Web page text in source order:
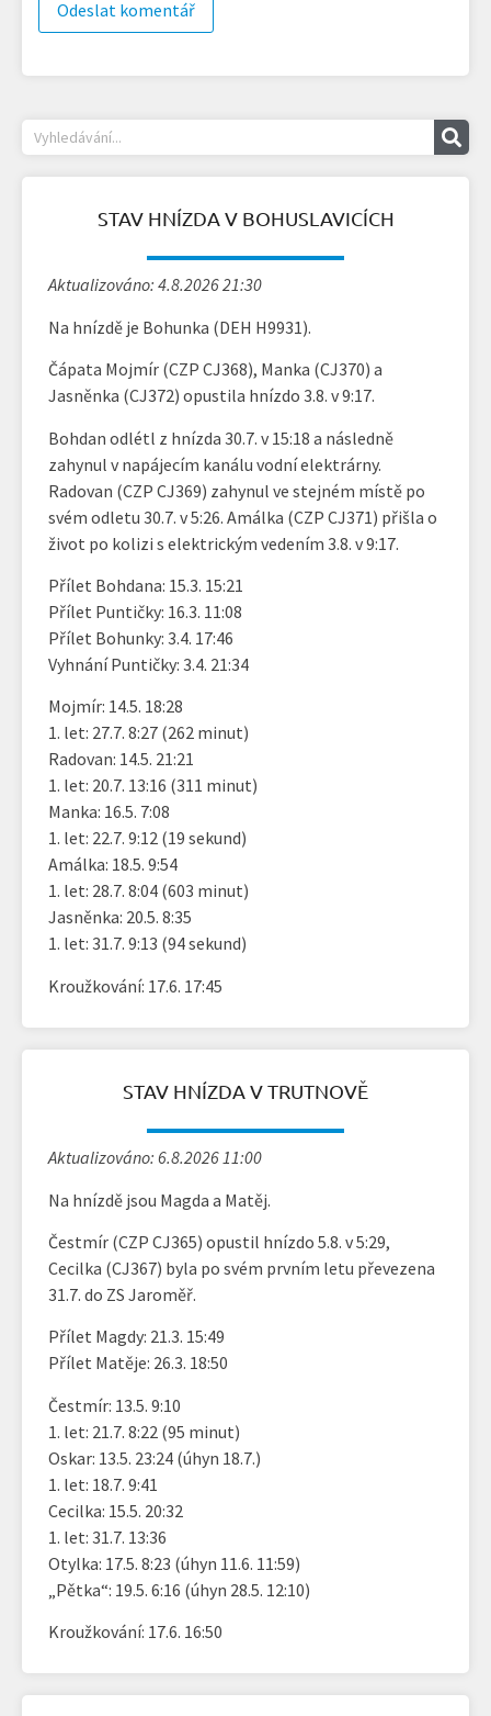
STAV HNÍZDA V BOHUSLAVICÍCH
Aktualizováno: 4.8.2026 21:30
Na hnízdě je Bohunka (DEH H9931).
Čápata Mojmír (CZP CJ368), Manka (CJ370) a
Jasněnka (CJ372) opustila hnízdo 3.8. v 9:17.
Bohdan odlétl z hnízda 30.7. v 15:18 a následně
zahynul v napájecím kanálu vodní elektrárny.
Radovan (CZP CJ369) zahynul ve stejném místě po
svém odletu 30.7. v 5:26. Amálka (CZP CJ371) přišla o
život po kolizi s elektrickým vedením 3.8. v 9:17.
Přílet Bohdana: 15.3. 15:21
Přílet Puntičky: 16.3. 11:08
Přílet Bohunky: 3.4. 17:46
Vyhnání Puntičky: 3.4. 21:34
Mojmír: 14.5. 18:28
1. let: 27.7. 8:27 (262 minut)
Radovan: 14.5. 21:21
1. let: 20.7. 13:16 (311 minut)
Manka: 16.5. 7:08
1. let: 22.7. 9:12 (19 sekund)
Amálka: 18.5. 9:54
1. let: 28.7. 8:04 (603 minut)
Jasněnka: 20.5. 8:35
1. let: 31.7. 9:13 (94 sekund)
Kroužkování: 17.6. 17:45
STAV HNÍZDA V TRUTNOVĚ
Aktualizováno: 6.8.2026 11:00
Na hnízdě jsou Magda a Matěj.
Čestmír (CZP CJ365) opustil hnízdo 5.8. v 5:29,
Cecilka (CJ367) byla po svém prvním letu převezena
31.7. do ZS Jaroměř.
Přílet Magdy: 21.3. 15:49
Přílet Matěje: 26.3. 18:50
Čestmír: 13.5. 9:10
1. let: 21.7. 8:22 (95 minut)
Oskar: 13.5. 23:24 (úhyn 18.7.)
1. let: 18.7. 9:41
Cecilka: 15.5. 20:32
1. let: 31.7. 13:36
Otylka: 17.5. 8:23 (úhyn 11.6. 11:59)
„Pětka“: 19.5. 6:16 (úhyn 28.5. 12:10)
Kroužkování: 17.6. 16:50